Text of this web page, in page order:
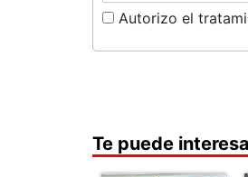
Autorizo el
Te puede